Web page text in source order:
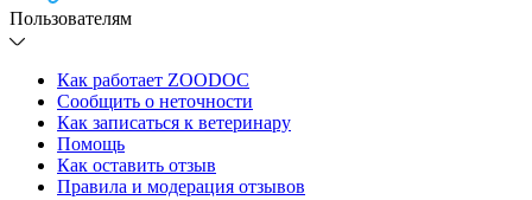
Пользователям
Как работает ZOODOC
Сообщить о неточности
Как записаться к ветеринару
Помощь
Как оставить отзыв
Правила и модерация отзывов